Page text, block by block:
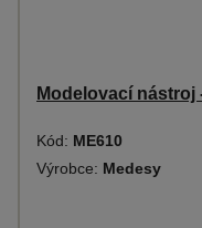
Modelovací nástroj
Kód: ME610
Výrobce: Medesy